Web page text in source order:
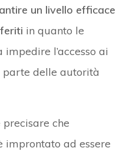
un livello efficace
in quanto le
l’accesso ai
delle autorità
che
improntato ad essere